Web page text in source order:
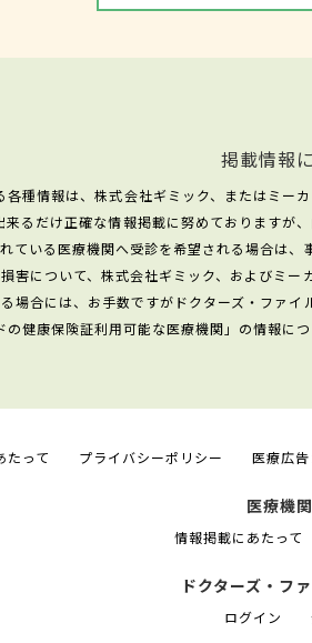
掲載情報
各種情報は、株式会社ギミック、またはミー
来るだけ正確な情報掲載に努めておりますが
ている医療機関へ受診を希望される場合は、
害について、株式会社ギミック、およびミ
場合には、お手数ですがドクターズ・ファイ
健康保険証利用可能な医療機関」の情報に
たって プライバシーポリシー 医療広
医療機
情報掲載にあたって
ドクターズ・フ
ログイン